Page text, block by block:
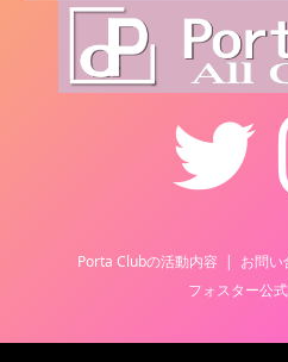
Instagram
Porta Clubの活動内容 お問い
フォスター公